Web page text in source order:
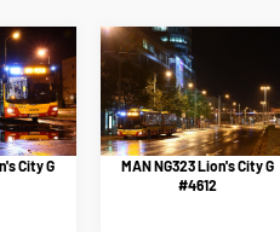
City G
MAN NG323 Lion's City G
#4612